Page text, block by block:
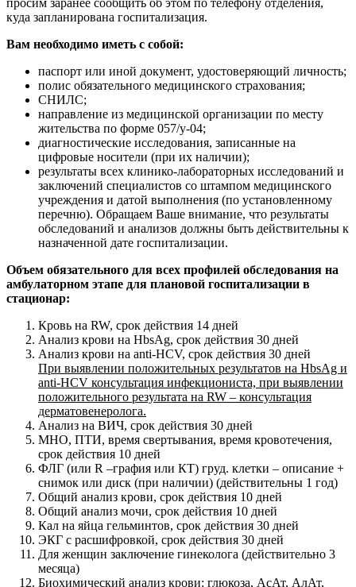
куда запланирована госпитализация.
Вам необходимо иметь с собой:
паспорт или иной документ, удостоверяющий личность;
полис обязательного медицинского страхования;
СНИЛС;
направление из медицинской организации по месту
жительства по форме 057/у-04;
диагностические исследования, записанные на
цифровые носители (при их наличии);
результаты всех клинико-лабораторных исследований и
заключений специалистов со штампом медицинского
учреждения и датой выполнения (по установленному
перечню). Обращаем Ваше внимание, что результаты
обследований и анализов должны быть действительны к
назначенной дате госпитализации.
Объем обязательного для всех профилей обследования на
амбулаторном этапе для плановой госпитализации в
стационар:
Кровь на RW, срок действия 14 дней
Анализ крови на HbsAg, срок действия 30 дней
Анализ крови на anti-HCV, срок действия 30 дней
При выявлении положительных результатов на HbsAg и
anti-HCV консультация инфекциониста, при выявлении
положительного результата на RW – консультация
дерматовенеролога.
Анализ на ВИЧ, срок действия 30 дней
МНО, ПТИ, время свертывания, время кровотечения,
срок действия 10 дней
ФЛГ (или R –графия или КТ) груд. клетки – описание +
снимок или диск (при наличии) (действительны 1 год)
Общий анализ крови, срок действия 10 дней
Общий анализ мочи, срок действия 10 дней
Кал на яйца гельминтов, срок действия 30 дней
ЭКГ с расшифровкой, срок действия 30 дней
Для женщин заключение гинеколога (действительно 3
месяца)
Биохимический анализ крови: глюкоза, АсАт, АлАт,